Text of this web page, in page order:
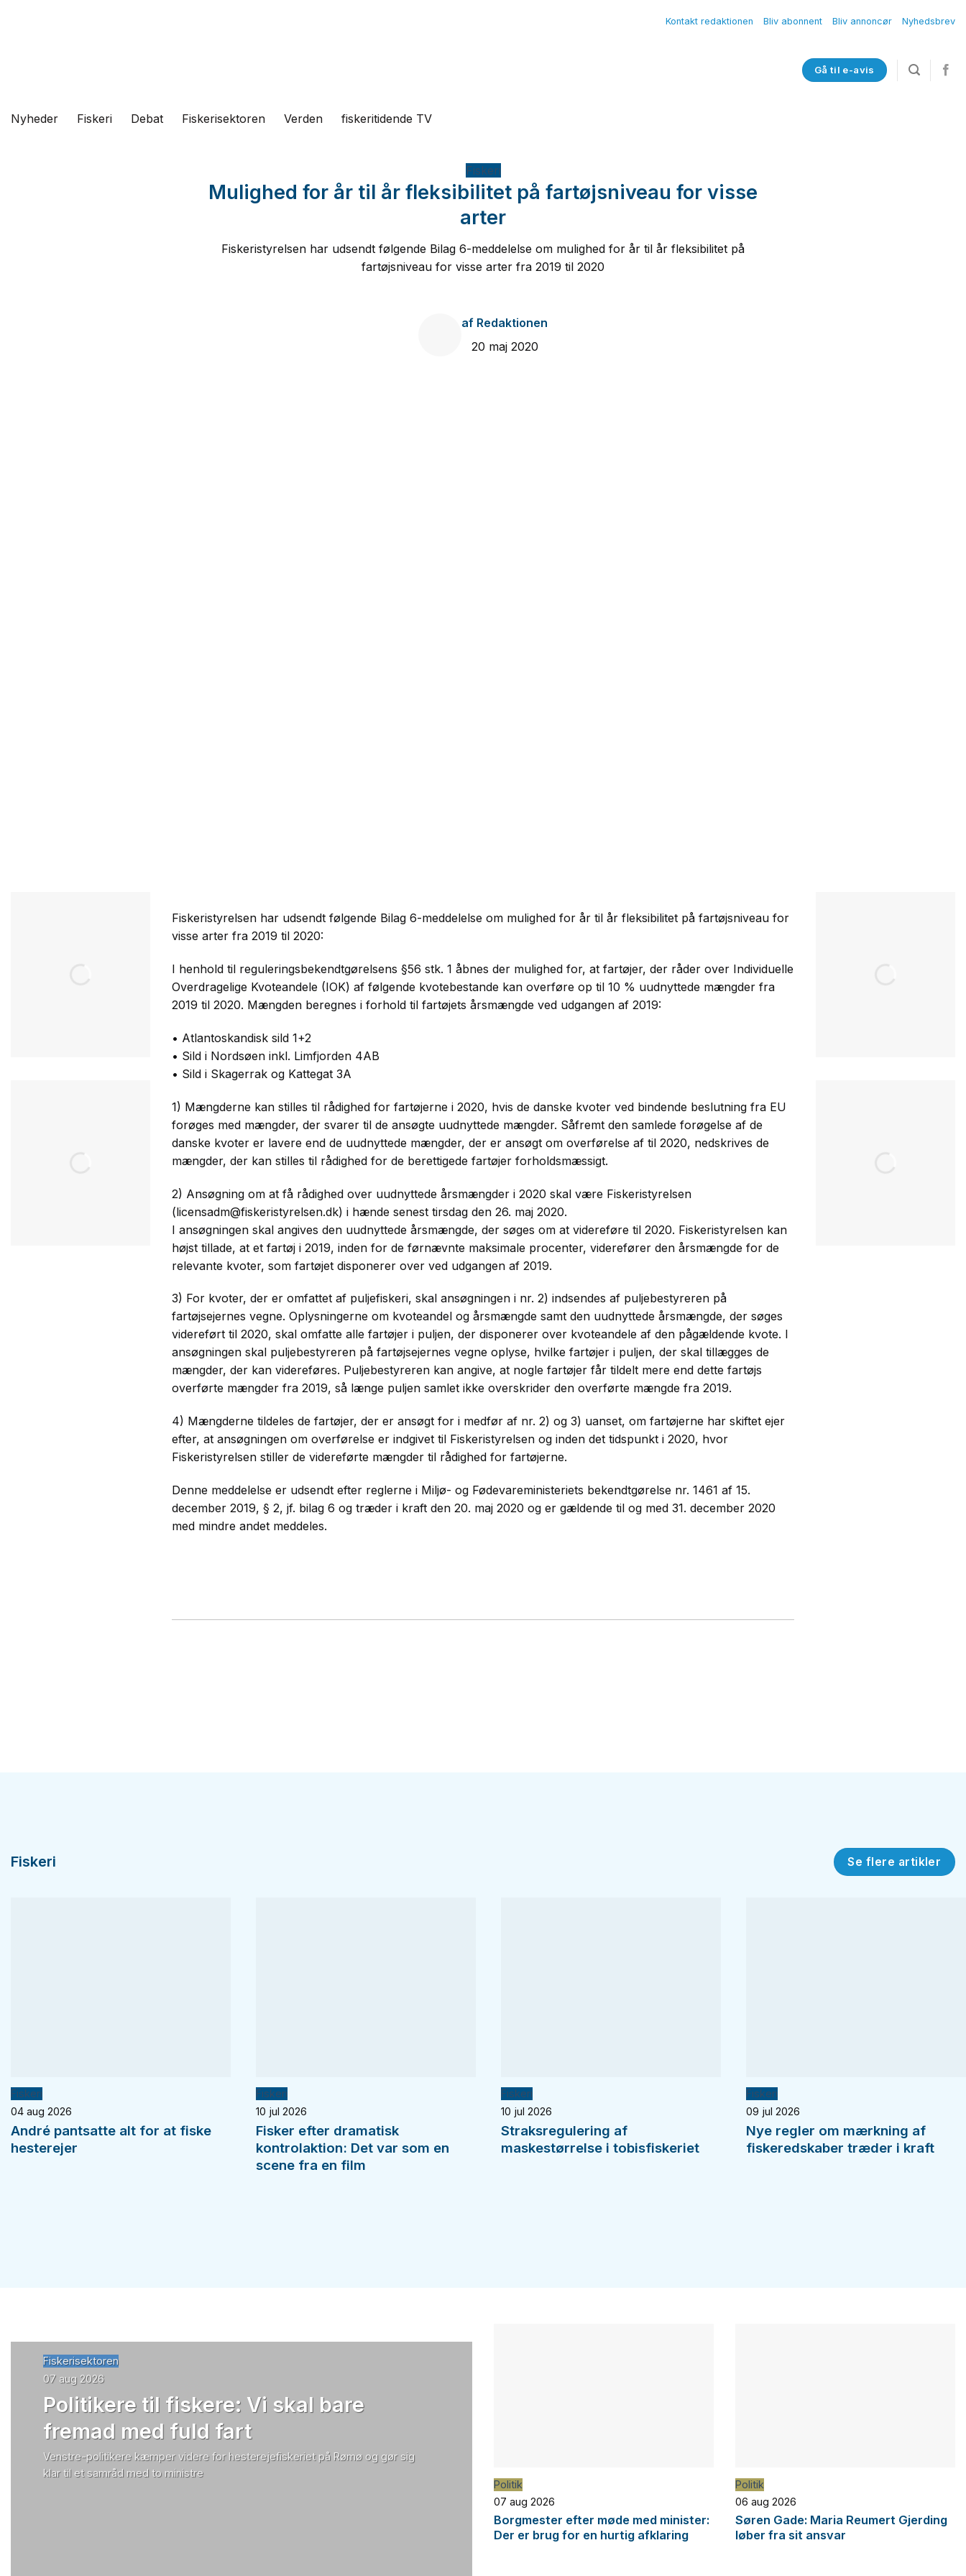
Kontakt redaktionen Bliv abonnent Bliv annoncør Nyhedsbrev
Gå til e-avis
Nyheder Fiskeri Debat Fiskerisektoren Verden fiskeritidende TV
Fiskeri
Mulighed for år til år fleksibilitet på fartøjsniveau for visse
arter
Fiskeristyrelsen har udsendt følgende Bilag 6-meddelelse om mulighed for år til år fleksibilitet på
fartøjsniveau for visse arter fra 2019 til 2020
af Redaktionen
20 maj 2020
Fiskeristyrelsen har udsendt følgende Bilag 6-meddelelse om mulighed for år til år fleksibilitet på fartøjsniveau for
visse arter fra 2019 til 2020:
I henhold til reguleringsbekendtgørelsens §56 stk. 1 åbnes der mulighed for, at fartøjer, der råder over Individuelle
Overdragelige Kvoteandele (IOK) af følgende kvotebestande kan overføre op til 10 % uudnyttede mængder fra
2019 til 2020. Mængden beregnes i forhold til fartøjets årsmængde ved udgangen af 2019:
• Atlantoskandisk sild 1+2
• Sild i Nordsøen inkl. Limfjorden 4AB
• Sild i Skagerrak og Kattegat 3A
1) Mængderne kan stilles til rådighed for fartøjerne i 2020, hvis de danske kvoter ved bindende beslutning fra EU
forøges med mængder, der svarer til de ansøgte uudnyttede mængder. Såfremt den samlede forøgelse af de
danske kvoter er lavere end de uudnyttede mængder, der er ansøgt om overførelse af til 2020, nedskrives de
mængder, der kan stilles til rådighed for de berettigede fartøjer forholdsmæssigt.
2) Ansøgning om at få rådighed over uudnyttede årsmængder i 2020 skal være Fiskeristyrelsen
(licensadm@fiskeristyrelsen.dk) i hænde senest tirsdag den 26. maj 2020.
I ansøgningen skal angives den uudnyttede årsmængde, der søges om at videreføre til 2020. Fiskeristyrelsen kan
højst tillade, at et fartøj i 2019, inden for de førnævnte maksimale procenter, viderefører den årsmængde for de
relevante kvoter, som fartøjet disponerer over ved udgangen af 2019.
3) For kvoter, der er omfattet af puljefiskeri, skal ansøgningen i nr. 2) indsendes af puljebestyreren på
fartøjsejernes vegne. Oplysningerne om kvoteandel og årsmængde samt den uudnyttede årsmængde, der søges
videreført til 2020, skal omfatte alle fartøjer i puljen, der disponerer over kvoteandele af den pågældende kvote. I
ansøgningen skal puljebestyreren på fartøjsejernes vegne oplyse, hvilke fartøjer i puljen, der skal tillægges de
mængder, der kan videreføres. Puljebestyreren kan angive, at nogle fartøjer får tildelt mere end dette fartøjs
overførte mængder fra 2019, så længe puljen samlet ikke overskrider den overførte mængde fra 2019.
4) Mængderne tildeles de fartøjer, der er ansøgt for i medfør af nr. 2) og 3) uanset, om fartøjerne har skiftet ejer
efter, at ansøgningen om overførelse er indgivet til Fiskeristyrelsen og inden det tidspunkt i 2020, hvor
Fiskeristyrelsen stiller de videreførte mængder til rådighed for fartøjerne.
Denne meddelelse er udsendt efter reglerne i Miljø- og Fødevareministeriets bekendtgørelse nr. 1461 af 15.
december 2019, § 2, jf. bilag 6 og træder i kraft den 20. maj 2020 og er gældende til og med 31. december 2020
med mindre andet meddeles.
Fiskeri Se flere artikler
Fiskeri
04 aug 2026
André pantsatte alt for at fiske
hesterejer
Fiskeri
10 jul 2026
Fisker efter dramatisk
kontrolaktion: Det var som en
scene fra en film
Fiskeri
10 jul 2026
Straksregulering af
maskestørrelse i tobisfiskeriet
Fiskeri
09 jul 2026
Nye regler om mærkning af
fiskeredskaber træder i kraft
Fiskerisektoren
07 aug 2026
Politikere til fiskere: Vi skal bare
fremad med fuld fart
Venstre-politikere kæmper videre for hesterejefiskeriet på Rømø og gør sig
klar til et samråd med to ministre
Politik
07 aug 2026
Borgmester efter møde med minister:
Der er brug for en hurtig afklaring
Politik
06 aug 2026
Søren Gade: Maria Reumert Gjerding
løber fra sit ansvar